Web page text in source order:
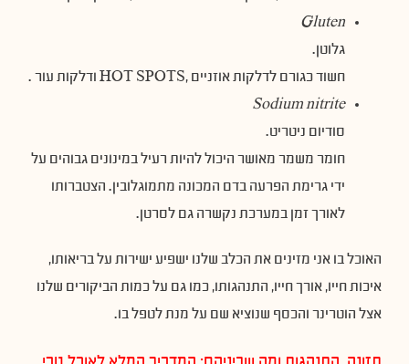
Gluten
גלוטן.
חשוד כגורם לדלקות אוזניים ,HOT SPOTS ודלקות עור .
Sodium nitrite
סודיום ניטריט.
חומר משמר מאושר היכול להיות רעיל במינונים גבוהים על
ידי גרימת הפרעה בדם המכונה מתמוגלובין. הצטברותו
לאורך זמן במערכת נקשרה גם לסרטן.
האוכל בו אני מזינים את הכלב שלנו ישפיע ישירות על בריאותו,
איכות חייו, אורך חייו, התנהגותו, כמו גם על כמות הביקורים שלנו
אצל הוטרינר והכסף שנוציא שם על מנת לטפל בו.